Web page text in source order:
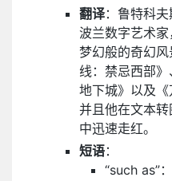
翻译：鲁特科
波兰数字艺术
梦幻般的奇幻
线：禁忌西部
地下城》以及《
并且他在文本
中迅速走红。
短语：
“such as”